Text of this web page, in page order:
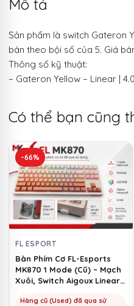
Mô tả
Sản phẩm là switch Gateron
bán theo bội số của 5. Giá
Thông số kỹ thuật:
– Gateron Yellow – Linear |
Có thể bạn cũng
-66%
FL ESPORT
Bàn Phím Cơ FL-Esports
MK870 1 Mode (Cũ) – Mạch
Xuôi, Switch Aigoux Linear |
Hàng cũ (Used) đã qua sử